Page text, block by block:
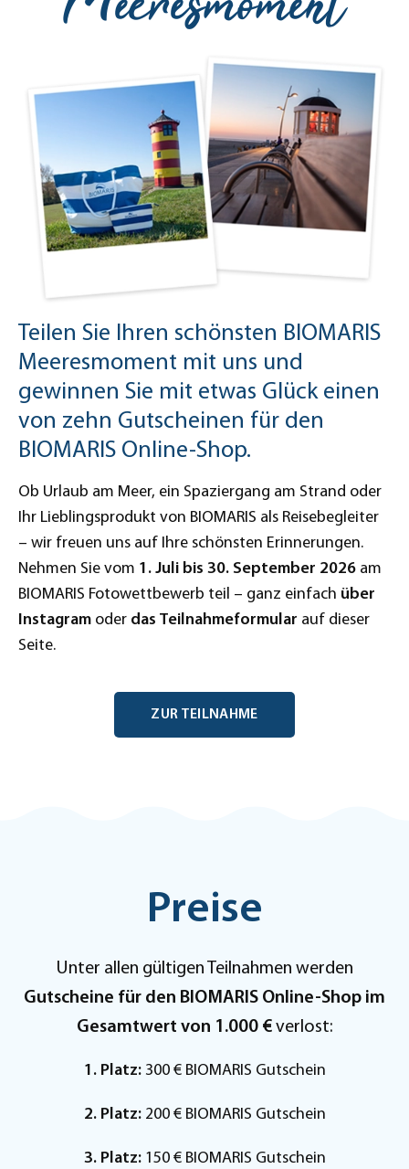
Teilen Sie Ihren schönsten BIOMARIS
Meeresmoment mit uns und
gewinnen Sie mit etwas Glück einen
von zehn Gutscheinen für den
BIOMARIS Online-Shop.
Ob Urlaub am Meer, ein Spaziergang am Strand oder
Ihr Lieblingsprodukt von BIOMARIS als Reisebegleiter
– wir freuen uns auf Ihre schönsten Erinnerungen.
Nehmen Sie vom 1. Juli bis 30. September 2026 am
BIOMARIS Fotowettbewerb teil – ganz einfach über
Instagram oder das Teilnahmeformular auf dieser
Seite.
ZUR TEILNAHME
Preise
Unter allen gültigen Teilnahmen werden
Gutscheine für den BIOMARIS Online-Shop im
Gesamtwert von 1.000 €verlost:
1. Platz:300 € BIOMARIS Gutschein
2. Platz:200 € BIOMARIS Gutschein
3. Platz:150 € BIOMARIS Gutschein